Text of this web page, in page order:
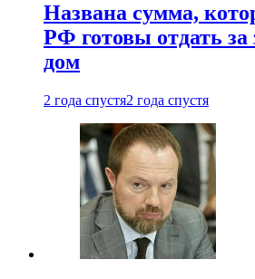
Названа сумма,
РФ готовы отдать за
дом
2 года спустя2 года спустя